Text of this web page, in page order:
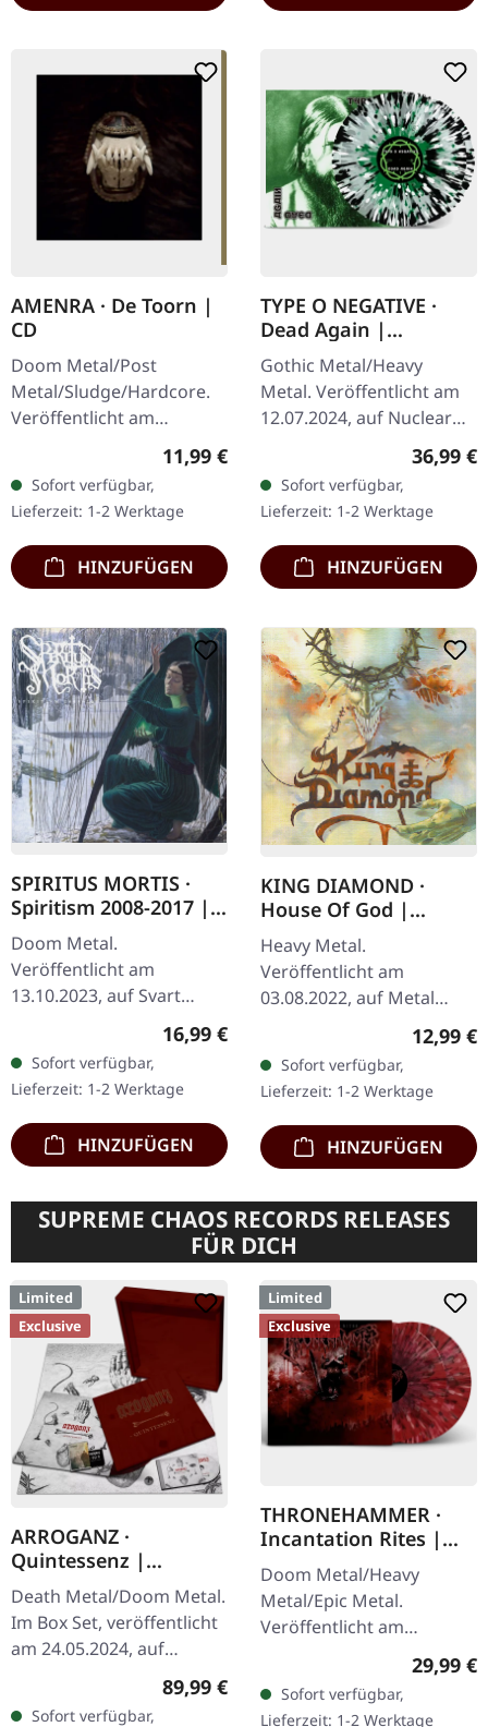
AMENRA · De Toorn |
CD
Doom Metal/Post
Metal/Sludge/Hardcore.
Veröffentlicht am
28.03.2025, auf Relapse
Records. CD im Jewelcase.
Die belgischen Post-
Metal-Titanen Amenra…
Regulärer Preis:
11,99 €
Sofort verfügbar,
Lieferzeit: 1-2 Werktage
HINZUFÜGEN
TYPE O NEGATIVE ·
Dead Again |
GREEN/WHITE/BLACK
SPLATTER 2LP
Gothic Metal/Heavy
Metal. Veröffentlicht am
12.07.2024, auf Nuclear
Blast Records. Grün-weiß-
schwarzes Doppel-Vinyl
im Gatefold-Cover. Type
O…
36,99 €
Sofort verfügbar,
Lieferzeit: 1-2 Werktage
HINZUFÜGEN
SPIRITUS MORTIS ·
Spiritism 2008-2017 |
CD
Doom Metal.
Veröffentlicht am
13.10.2023, auf Svart
Records. CD im Jewelcase
mit Booklet. CD-Version
enthält drei zusätzliche
Live-Songs. Spiritus…
Regulärer Preis:
16,99 €
Sofort verfügbar,
Lieferzeit: 1-2 Werktage
HINZUFÜGEN
KING DIAMOND ·
House Of God |
DIGIPAK CD
Heavy Metal.
Veröffentlicht am
03.08.2022, auf Metal
Blade Records. CD im
DigiPak. "House of God"
ist ein Zeugnis von King
Diamonds…
12,99 €
Sofort verfügbar,
Lieferzeit: 1-2 Werktage
HINZUFÜGEN
SUPREME CHAOS RECORDS RELEASES
FÜR DICH
Limited
Exclusive
ARROGANZ ·
Quintessenz |
WOODEN BOX SET
Death Metal/Doom Metal.
Im Box Set, veröffentlicht
am 24.05.2024, auf
Supreme Chaos Records.Regulärer Preis:
89,99 €
Sofort verfügbar,
Limited
Exclusive
THRONEHAMMER ·
Incantation Rites |
SPLATTER 2LP
Doom Metal/Heavy
Metal/Epic Metal.
Veröffentlicht am
21.10.2022, auf Supreme
Chaos Records. SCR-
exklusives Transparent
29,99 €
Sofort verfügbar,
Lieferzeit: 1-2 Werktage